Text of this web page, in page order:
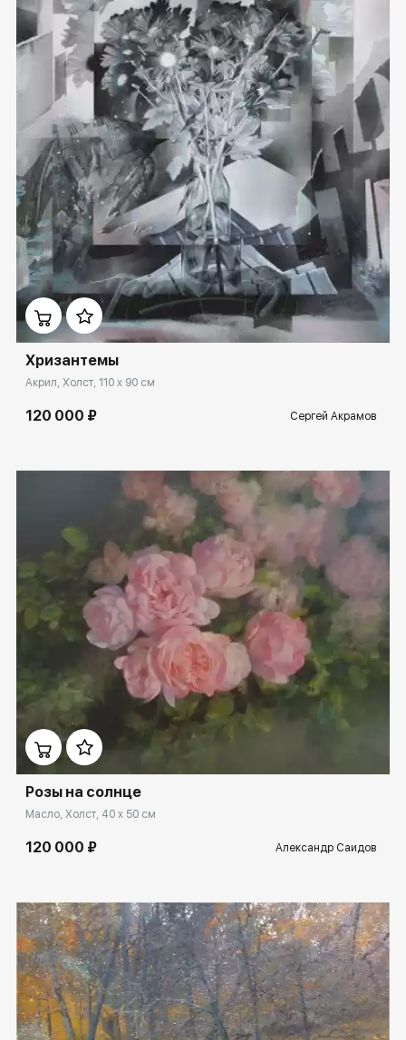
Домен: spb.rakovgallery.ru
Хризантемы
Акрил, Холст, 110 x 90 см
120 000 ₽ Сергей Акрамов
Домен:
Розы на солнце
Масло, Холст, 40 x 50 см
120 000 ₽ Александр Саидов